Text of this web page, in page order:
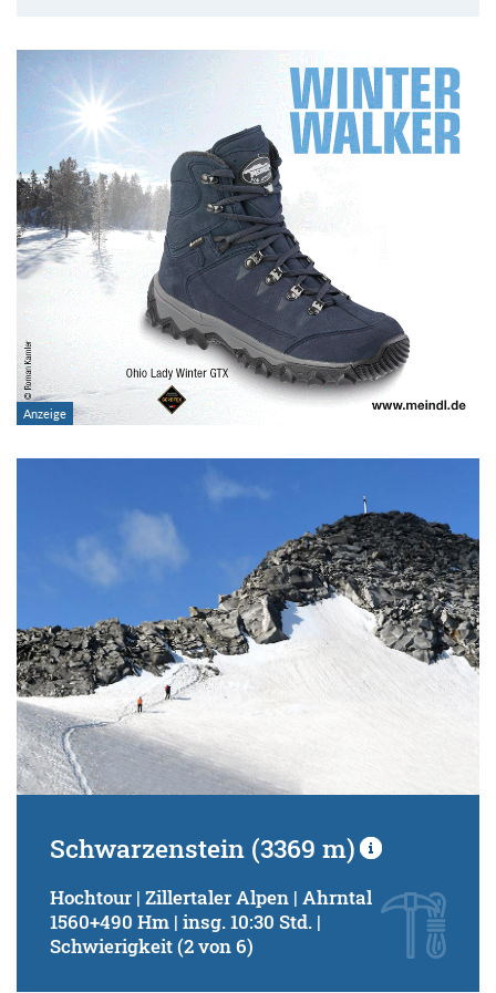
Schwarzenstein (3369 m)
Hochtour | Zillertaler Alpen | Ahrntal
1560+490 Hm | insg. 10:30 Std. |
Schwierigkeit (2 von 6)